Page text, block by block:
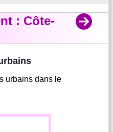
: Côte-
urbains dans le